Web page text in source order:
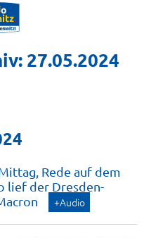
27.05.2024
Rede auf dem
lief der Dresden-
+Audio